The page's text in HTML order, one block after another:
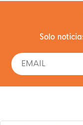
Solo